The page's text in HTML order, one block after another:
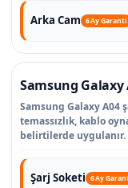
Arka Cam 6 Ay Garanti
Samsung Galaxy
Samsung Galaxy A04
temassızlık, kablo
belirtilerde uygulanır.
Şarj Soketi 6 Ay